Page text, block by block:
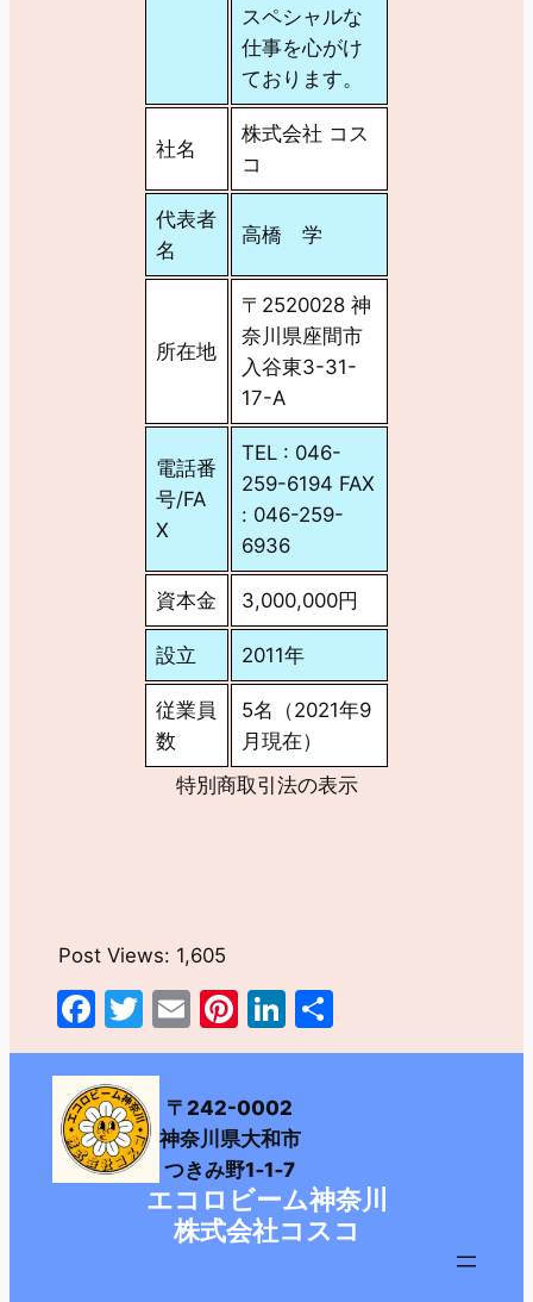
スペシャルな
仕事を心がけ
ております。
社名
株式会社 コス
コ
代表者
名
高橋 学
所在地
〒2520028 神
奈川県座間市
入谷東3-31-
17-A
電話番
号/FA
X
TEL : 046-
259-6194 FAX
: 046-259-
6936
資本金 3,000,000円
設立 2011年
従業員
数
5名（2021年9
月現在）
特別商取引法の表示
Post Views: 1,605
Facebook
Twitter
EmailPinterest
LinkedIn
共
有
〒242-0002
神奈川県大和市
つきみ野1‐1‐7
エコロビーム神奈川
株式会社コスコ